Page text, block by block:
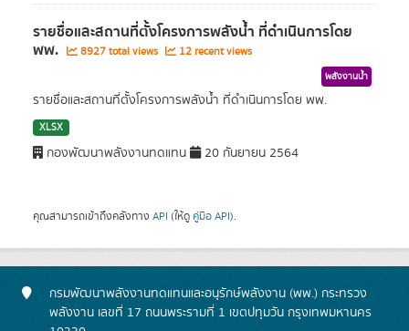
รายชื่อและสถานที่ตั้งโครงการพลังน้ำ ที่ดำเนินการโดย
พพ. 8927 total views 12 recent views
พลังงานน้ำ
รายชื่อและสถานที่ตั้งโครงการพลังน้ำ ที่ดำเนินการโดย พพ.
XLSX
กองพัฒนาพลังงานทดแทน 20 กันยายน 2564
คุณสามารถเข้าถึงคลังทาง API (ให้ดู คู่มือ API).
กรมพัฒนาพลังงานทดแทนและอนุรักษ์พลังงาน (พพ.) กระทรวง
พลังงาน เลขที่ 17 ถนนพระรามที่ 1 เขตปทุมวัน กรุงเทพมหานคร